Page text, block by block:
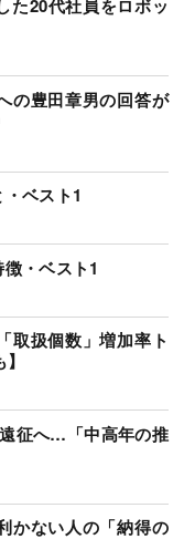
た20代社員をロボッ
の豊田章男の回答が
ベスト1
・ベスト1
取扱個数」増加率ト
征へ…「中高年の推
かない人の「納得の